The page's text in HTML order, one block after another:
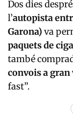
Dos dies
l’autopista
Garona) va
paquets de
també
convois a
fast”.